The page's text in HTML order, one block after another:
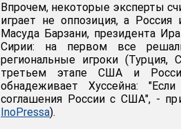
Впрочем, некоторые эксперты
играет не оппозиция, а
Масуда Барзани, президента
Сирии: на первом все
региональные игроки (Турция,
третьем этапе США и
обнадеживает Хуссейна:
соглашения России с США", -
InoPressa).